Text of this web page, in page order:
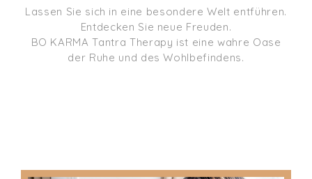
Lassen Sie sich in eine besondere Welt entführen.
Entdecken Sie neue Freuden.
BO KARMA Tantra Therapy ist eine wahre Oase
der Ruhe und des Wohlbefindens.